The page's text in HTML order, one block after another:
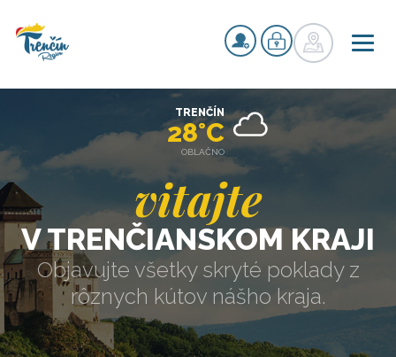
vitajte
V TRENČIANSKOM KRAJI
Objavujte všetky skryté poklady z
rôznych kútov nášho kraja.
TRENČÍN
28°C
OBLAČNO